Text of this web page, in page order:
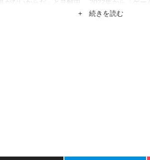
がないからだ」と弁解中。 2022年から「ゲー
足しにと始めるも、賃金はほとんど課金ガチ
+ 続きを読む